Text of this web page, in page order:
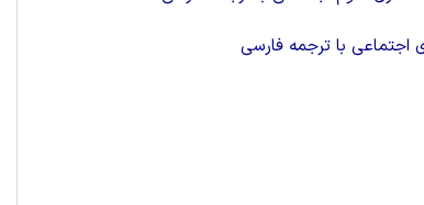
اجتماعی با ترجمه فارسی